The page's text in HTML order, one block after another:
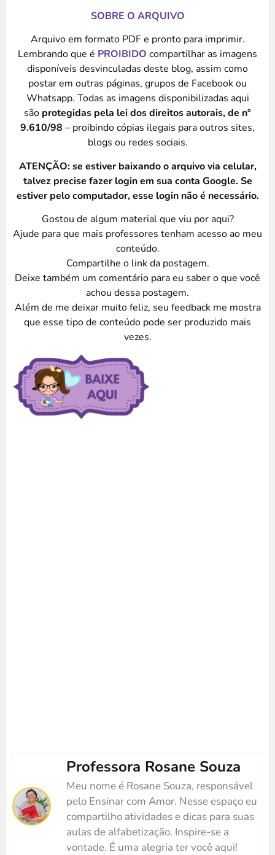
SOBRE O ARQUIVO
Arquivo em formato PDF e pronto para imprimir.
Lembrando que é PROIBIDO compartilhar as imagens
disponíveis desvinculadas deste blog, assim como
postar em outras páginas, grupos de Facebook ou
Whatsapp. Todas as imagens disponibilizadas aqui
são protegidas pela lei dos direitos autorais, de nº
9.610/98 – proibindo cópias ilegais para outros sites,
blogs ou redes sociais.
ATENÇÃO: se estiver baixando o arquivo via celular,
talvez precise fazer login em sua conta Google. Se
estiver pelo computador, esse login não é necessário.
Gostou de algum material que viu por aqui?
Ajude para que mais professores tenham acesso ao meu
conteúdo.
Compartilhe o link da postagem.
Deixe também um comentário para eu saber o que você
achou dessa postagem.
Além de me deixar muito feliz, seu feedback me mostra
que esse tipo de conteúdo pode ser produzido mais
vezes.
Professora Rosane Souza
Meu nome é Rosane Souza, responsável
pelo Ensinar com Amor. Nesse espaço eu
compartilho atividades e dicas para suas
aulas de alfabetização. Inspire-se a
vontade. É uma alegria ter você aqui!